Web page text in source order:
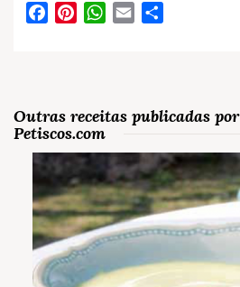
FacebookPinterestWhatsApp
Email
Outras receitas publicadas por
Petiscos.com